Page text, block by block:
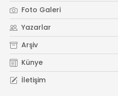
Foto Galeri
Yazarlar
Arşiv
Künye
İletişim